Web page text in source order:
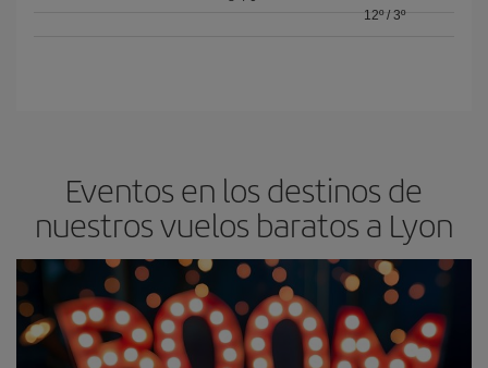
12º/ 3º
Eventos en los destinos de
nuestros vuelos baratos a Lyon